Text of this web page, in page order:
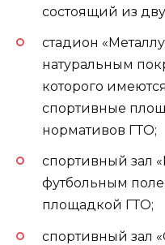
состоящий из
стадион
натуральным
которого
спортивные
нормативов ГТО;
спортивный зал
футбольным
площадкой ГТО;
спортивный зал